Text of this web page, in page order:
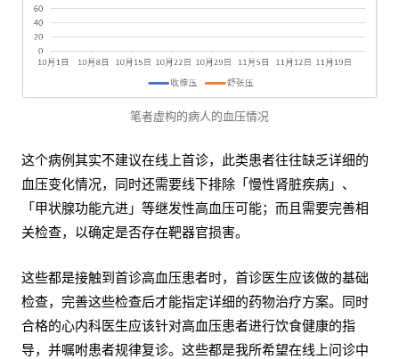
笔者虚构的病人的血压情况
这个病例其实不建议在线上首诊，此类患者往往缺乏详细的
血压变化情况，同时还需要线下排除「慢性肾脏疾病」、
「甲状腺功能亢进」等继发性高血压可能；而且需要完善相
关检查，以确定是否存在靶器官损害。
这些都是接触到首诊高血压患者时，首诊医生应该做的基础
检查，完善这些检查后才能指定详细的药物治疗方案。同时
合格的心内科医生应该针对高血压患者进行饮食健康的指
导，并嘱咐患者规律复诊。这些都是我所希望在线上问诊中